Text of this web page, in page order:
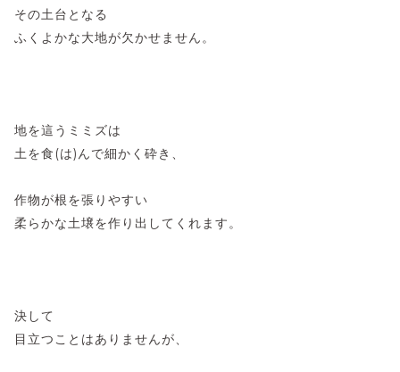
その土台となる
ふくよかな大地が欠かせません。
地を這うミミズは
土を食(は)んで細かく砕き、
作物が根を張りやすい
柔らかな土壌を作り出してくれます。
決して
目立つことはありませんが、